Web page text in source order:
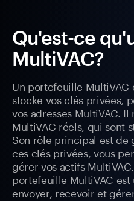
Qu'est-ce
MultiVAC?
Un portefeuille
stocke vos clés privées,
vos adresses MultiVAC.
MultiVAC réels, qui sont
Son rôle principal est de
ces clés privées, vous
gérer vos actifs
portefeuille MultiVAC
envoyer, recevoir et